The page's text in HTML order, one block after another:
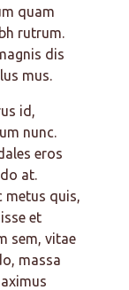
quam
rutrum.
dis
mus.
id,
nunc.
eros
at.
metus quis,
et
sem, vitae
massa